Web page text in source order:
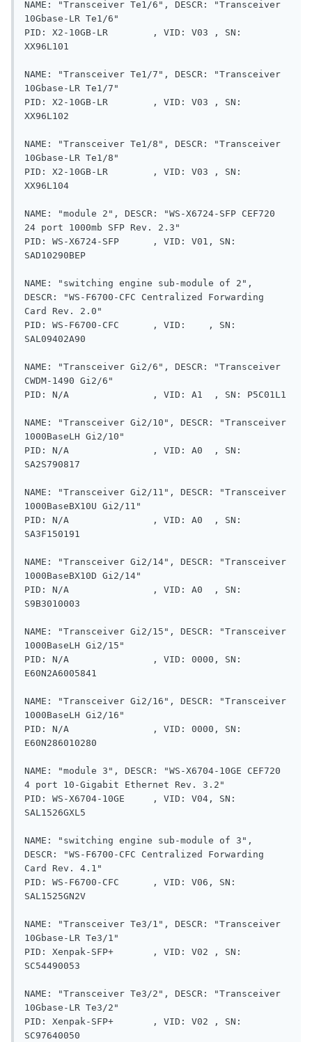
NAME: "Transceiver Te1/6", DESCR: "Transceiver
10Gbase-LR Te1/6"
PID: X2-10GB-LR        , VID: V03 , SN:
XX96L101
NAME: "Transceiver Te1/7", DESCR: "Transceiver
10Gbase-LR Te1/7"
PID: X2-10GB-LR        , VID: V03 , SN:
XX96L102
NAME: "Transceiver Te1/8", DESCR: "Transceiver
10Gbase-LR Te1/8"
PID: X2-10GB-LR        , VID: V03 , SN:
XX96L104
NAME: "module 2", DESCR: "WS-X6724-SFP CEF720
24 port 1000mb SFP Rev. 2.3"
PID: WS-X6724-SFP      , VID: V01, SN:
SAD10290BEP
NAME: "switching engine sub-module of 2",
DESCR: "WS-F6700-CFC Centralized Forwarding
Card Rev. 2.0"
PID: WS-F6700-CFC      , VID:    , SN:
SAL09402A90
NAME: "Transceiver Gi2/6", DESCR: "Transceiver
CWDM-1490 Gi2/6"
PID: N/A               , VID: A1  , SN: P5C01L1
NAME: "Transceiver Gi2/10", DESCR: "Transceiver
1000BaseLH Gi2/10"
PID: N/A               , VID: A0  , SN:
SA2S790817
NAME: "Transceiver Gi2/11", DESCR: "Transceiver
1000BaseBX10U Gi2/11"
PID: N/A               , VID: A0  , SN:
SA3F150191
NAME: "Transceiver Gi2/14", DESCR: "Transceiver
1000BaseBX10D Gi2/14"
PID: N/A               , VID: A0  , SN:
S9B3010003
NAME: "Transceiver Gi2/15", DESCR: "Transceiver
1000BaseLH Gi2/15"
PID: N/A               , VID: 0000, SN:
E60N2A6005841
NAME: "Transceiver Gi2/16", DESCR: "Transceiver
1000BaseLH Gi2/16"
PID: N/A               , VID: 0000, SN:
E60N286010280
NAME: "module 3", DESCR: "WS-X6704-10GE CEF720
4 port 10-Gigabit Ethernet Rev. 3.2"
PID: WS-X6704-10GE     , VID: V04, SN:
SAL1526GXL5
NAME: "switching engine sub-module of 3",
DESCR: "WS-F6700-CFC Centralized Forwarding
Card Rev. 4.1"
PID: WS-F6700-CFC      , VID: V06, SN:
SAL1525GN2V
NAME: "Transceiver Te3/1", DESCR: "Transceiver
10Gbase-LR Te3/1"
PID: Xenpak-SFP+       , VID: V02 , SN:
SC54490053
NAME: "Transceiver Te3/2", DESCR: "Transceiver
10Gbase-LR Te3/2"
PID: Xenpak-SFP+       , VID: V02 , SN:
SC97640050